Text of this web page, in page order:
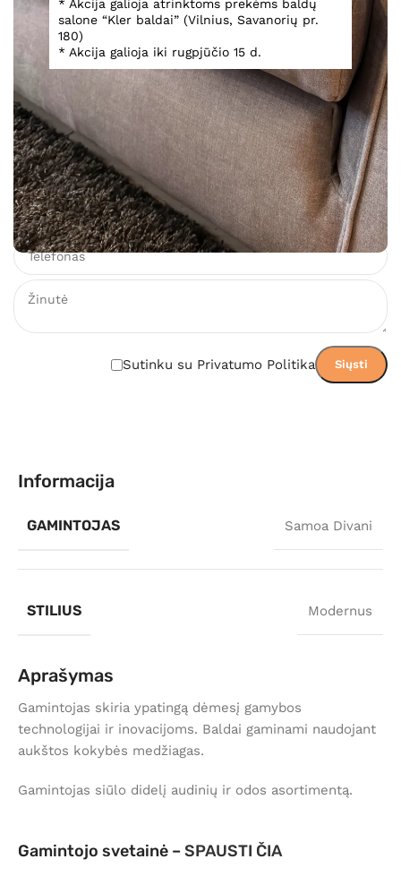
* Akcija galioja atrinktoms prekėms baldų
salone “Kler baldai” (Vilnius, Savanorių pr.
180)
* Akcija galioja iki rugpjūčio 15 d.
Kampinė sofa Deep Real/Real Hit
Teirautis
Įsiminti
Teirautis dėl prekės
Sutinku su Privatumo Politika
Informacija
GAMINTOJAS Samoa Divani
STILIUS Modernus
Aprašymas
Gamintojas skiria ypatingą dėmesį gamybos
technologijai ir inovacijoms. Baldai gaminami naudojant
aukštos kokybės medžiagas.
Gamintojas siūlo didelį audinių ir odos asortimentą.
Gamintojo svetainė –SPAUSTI ČIA